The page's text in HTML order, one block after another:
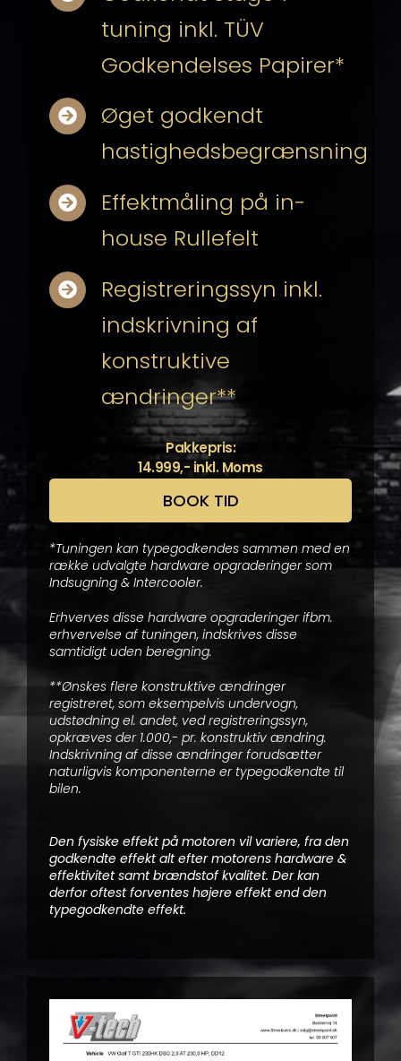
tuning inkl. TÜV
Godkendelses Papirer*
Øget godkendt
hastighedsbegrænsning
Effektmåling på in-
house Rullefelt
Registreringssyn inkl.
indskrivning af
konstruktive
ændringer**
Pakkepris:
14.999,- inkl. Moms
BOOK TID
*Tuningen kan typegodkendes sammen med en
række udvalgte hardware opgraderinger som
Indsugning & Intercooler.
Erhverves disse hardware opgraderinger ifbm.
erhvervelse af tuningen, indskrives disse
samtidigt uden beregning.
**Ønskes flere konstruktive ændringer
registreret, som eksempelvis undervogn,
udstødning el. andet, ved registreringssyn,
opkræves der 1.000,- pr. konstruktiv ændring.
Indskrivning af disse ændringer forudsætter
naturligvis komponenterne er typegodkendte til
bilen.
Den fysiske effekt på motoren vil variere, fra den
godkendte effekt alt efter motorens hardware &
effektivitet samt brændstof kvalitet. Der kan
derfor oftest forventes højere effekt end den
typegodkendte effekt.